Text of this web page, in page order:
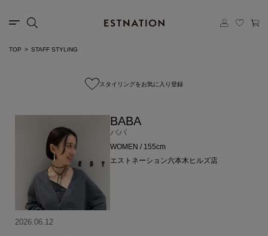
TOP STAFF STYLING
スタイリングをお気に入り登録
BABA
ババ
WOMEN / 155cm
エストネーション六本木ヒルズ店
2026.06.12